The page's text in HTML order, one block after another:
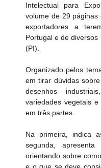
Intelectual para
volume de 29
exportadores a
Portugal e de
(PI).
Organizado pelos
em tirar dúvidas
desenhos
variedades vegetais
em três partes.
Na primeira, indica
segunda,
orientando sobre